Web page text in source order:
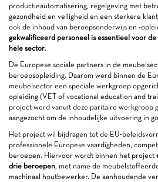
productieautomatisering, regelgeving met
gezondheid en veiligheid en een sterkere
ook de inhoud van beroepsonderwijs en -
gekwalificeerd personeel is essentieel voor
hele sector.
De Europese sociale partners in de
beroepsopleiding. Daarom werd binnen de
meubelsector een speciale werkgroep
opleiding (VET of vocational education and
project werd vanuit deze paritaire werkgroep
aangezocht om de inhoudelijke uitvoering in
Het project wil bijdragen tot de EU-
professionele Europese vaardigheden,
beroepen. Hiervoor wordt binnen het project
drie beroepen, met name de
machinaal houtbewerker. De aanhoudende